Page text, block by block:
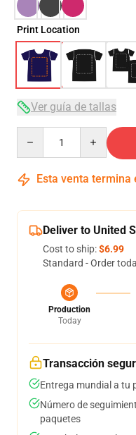
Print Location
Ver guía de tallas
Esta venta termina
Deliver to United
Cost to ship:$6.99
Standard - Order
Production
Today
Transacción
Entrega mundial a tu
Número de
paquetes